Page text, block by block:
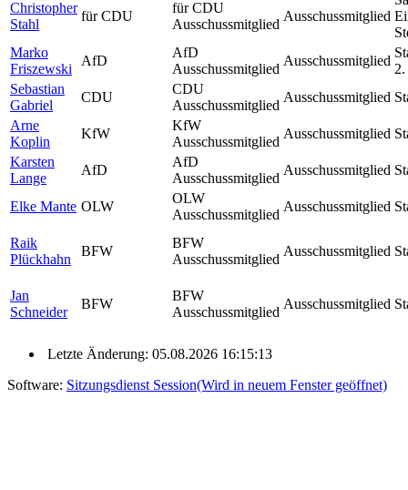
Christopher
Stahl
für CDU
für CDU
Ausschussmitglied
Ausschussmitglied
Marko
Friszewski
AfD
AfD
Ausschussmitglied
Ausschussmitglied
Sebastian
Gabriel
CDU
CDU
Ausschussmitglied
Ausschussmitglied
Arne
Koplin
KfW
KfW
Ausschussmitglied
Ausschussmitglied
Karsten
Lange
AfD
AfD
Ausschussmitglied
Ausschussmitglied
Elke Mante OLW
OLW
Ausschussmitglied
Ausschussmitglied
Raik
Plückhahn
BFW
BFW
Ausschussmitglied
Ausschussmitglied
Jan
Schneider
BFW
BFW
Ausschussmitglied
Ausschussmitglied
Letzte Änderung: 05.08.2026 16:15:13
Software: Sitzungsdienst Session(Wird in neuem Fenster geöffnet)